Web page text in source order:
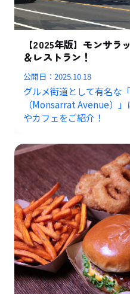
【2025年版】モンサラ
＆レストラン！
公開日：2025.10.18
グルメ街道として有名な
（Monsarrat Avenue）
やカフェをご紹介！